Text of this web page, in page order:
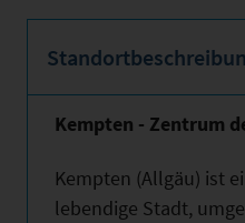
Kempten - Zentrum
Kempten (Allgäu) ist
lebendige Stadt,